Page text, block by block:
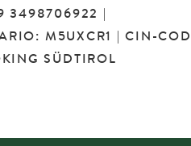
3498706922 |
M5UXCR1 | CIN-
SÜDTIROL